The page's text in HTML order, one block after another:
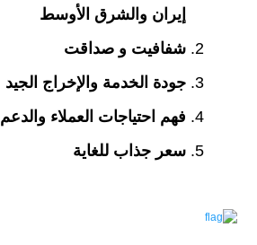
إيران والشرق الأوسط
شفافیت و صداقت
جودة الخدمة والإخراج الجيد
فهم احتياجات العملاء والدعم
سعر جذاب للغاية